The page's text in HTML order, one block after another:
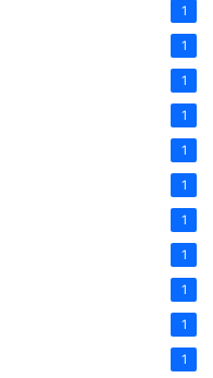
1
1
1
1
1
1
1
1
1
1
1